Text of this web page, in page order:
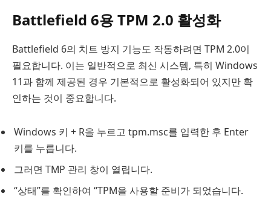
Battlefield 6용 TPM 2.0 활성화
Battlefield 6의 치트 방지 기능도 작동하려면 TPM 2.0이
필요합니다. 이는 일반적으로 최신 시스템, 특히 Windows
11과 함께 제공된 경우 기본적으로 활성화되어 있지만 확
인하는 것이 중요합니다.
Windows 키 + R을 누르고 tpm.msc를 입력한 후 Enter
키를 누릅니다.
그러면 TMP 관리 창이 열립니다.
“상태”를 확인하여 “TPM을 사용할 준비가 되었습니다.